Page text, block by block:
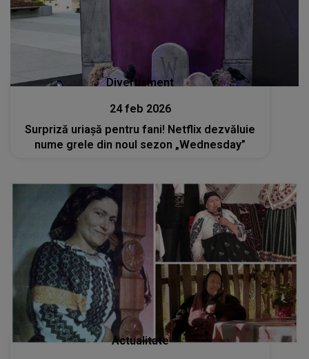
Divertisment
24 feb 2026
Surpriză uriașă pentru fani! Netflix dezvăluie
nume grele din noul sezon „Wednesday”
Actualitate